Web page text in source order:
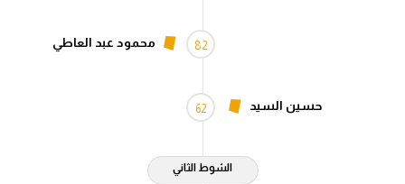
82 محمود عبد العاطي
62 حسين السيد
الشوط الثاني